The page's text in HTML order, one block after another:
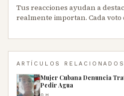
Tus reacciones ayudan a
realmente importan. Cada voto
ARTÍCULOS RELACIONADOS
Mujer Cubana Denuncia
Pedir Agua
0H